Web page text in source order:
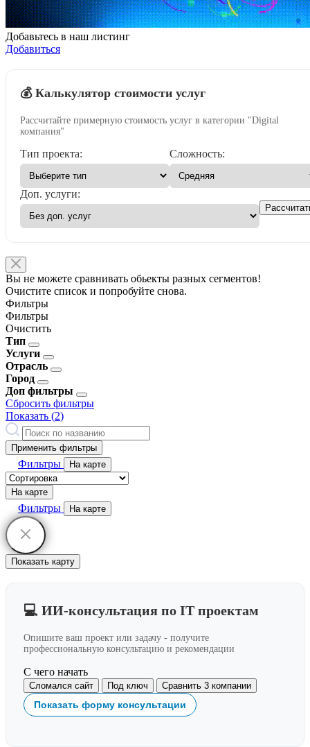
Добавьтесь в наш листинг
Добавиться
💰 Калькулятор стоимости услуг
Рассчитайте примерную стоимость услуг в категории "Digital
компания"
Тип проекта: Сложность:
Доп. услуги:
Вы не можете сравнивать обьекты разных сегментов!
Очистите список и попробуйте снова.
Фильтры
Фильтры
Очистить
Тип
Услуги
Отрасль
Город
Доп фильтры
Сбросить фильтры
Показать (2)
Применить фильтры
Фильтры На карте
На карте
Фильтры На карте
Показать карту
💻 ИИ-консультация по IT проектам
Опишите ваш проект или задачу - получите
профессиональную консультацию и рекомендации
С чего начать
Сломался сайт Под ключ Сравнить 3 компании
Показать форму консультации